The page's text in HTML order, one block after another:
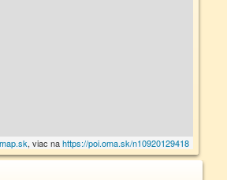
, viac nahttps://poi.oma.sk/n10920129418